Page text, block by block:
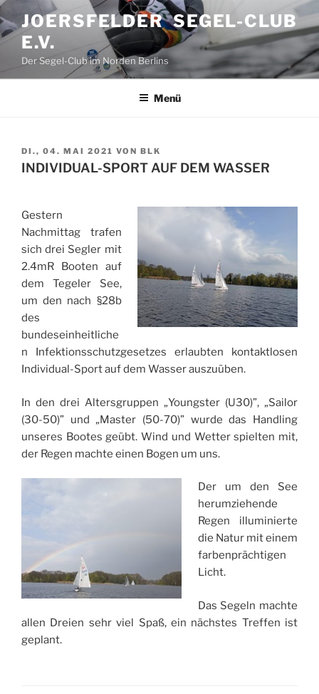
Zum
Inhalt
springen
JOERSFELDER SEGEL-CLUB
E.V.
Der Segel-Club im Norden Berlins
Menü
VERÖFFENTLICHT
AM
DI., 04. MAI 2021 VON BLK
INDIVIDUAL-SPORT AUF DEM WASSER
Gestern
Nachmittag trafen
sich drei Segler mit
2.4mR Booten auf
dem Tegeler See,
um den nach §28b
des
bundeseinheitliche
n Infektionsschutzgesetzes erlaubten kontaktlosen
Individual-Sport auf dem Wasser auszuüben.
In den drei Altersgruppen „Youngster (U30)”, „Sailor
(30-50)” und „Master (50-70)” wurde das Handling
unseres Bootes geübt. Wind und Wetter spielten mit,
der Regen machte einen Bogen um uns.
Der um den See
herumziehende
Regen illuminierte
die Natur mit einem
farbenprächtigen
Licht.
Das Segeln machte
allen Dreien sehr viel Spaß, ein nächstes Treffen ist
geplant.